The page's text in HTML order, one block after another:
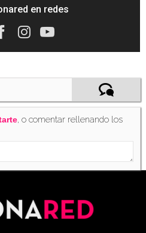
en redes
, o comentar rellenando los